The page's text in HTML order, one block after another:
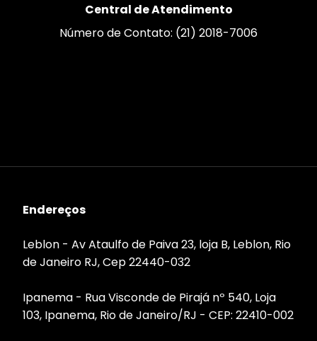
Central de Atendimento
Número de Contato: (21) 2018-7006
Endereços
Leblon - Av Ataulfo de Paiva 23, loja B, Leblon, Rio
de Janeiro RJ, Cep 22440-032
Ipanema - Rua Visconde de Pirajá nº 540, Loja
103, Ipanema, Rio de Janeiro/RJ - CEP: 22410-002